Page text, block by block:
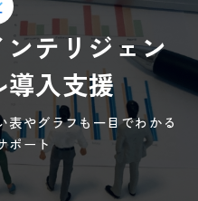
テリジェン
導入支援
表やグラフも一目でわかる
ポート